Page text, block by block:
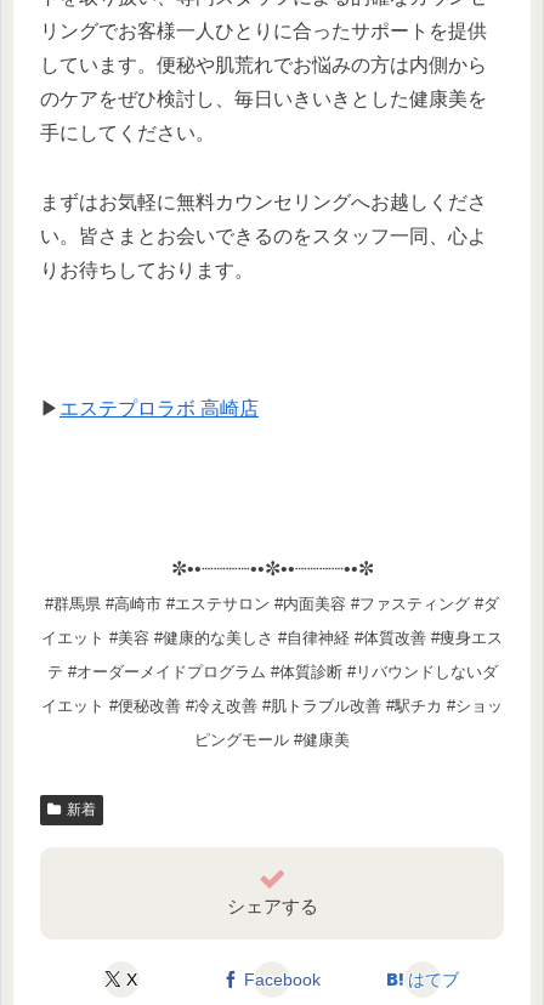
リングでお客様一人ひとりに合ったサポートを提供
しています。便秘や肌荒れでお悩みの方は内側から
のケアをぜひ検討し、毎日いきいきとした健康美を
手にしてください。
まずはお気軽に無料カウンセリングへお越しくださ
い。皆さまとお会いできるのをスタッフ一同、心よ
りお待ちしております。
▶ エステプロラボ 高崎店
✼••┈┈┈┈••✼••┈┈┈┈••✼
#群馬県 #高崎市 #エステサロン #内面美容 #ファスティング #ダ
イエット #美容 #健康的な美しさ #自律神経 #体質改善 #痩身エス
テ #オーダーメイドプログラム #体質診断 #リバウンドしないダ
イエット #便秘改善 #冷え改善 #肌トラブル改善 #駅チカ #ショッ
ピングモール #健康美
新着
シェアする
X Facebook はてブ